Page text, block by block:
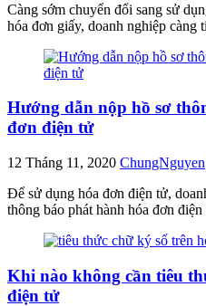
Càng sớm chuyển đổi sang sử
hóa đơn giấy, doanh nghiệp càng
Hướng dẫn nộp hồ sơ
đơn điện tử
12 Tháng 11, 2020 ChungNguyen
Để sử dụng hóa đơn điện tử,
thông báo phát hành hóa đơn
Khi nào không cần tiêu
điện tử